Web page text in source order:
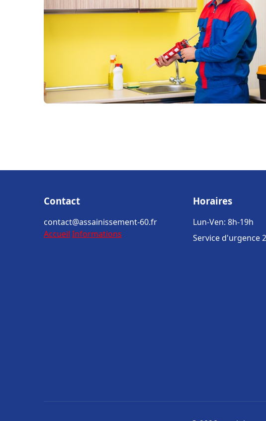
Contact
contact@assainissement-60.fr
Accueil Informations
Horaires
Lun-Ven: 8h-19h
Service d'urgence